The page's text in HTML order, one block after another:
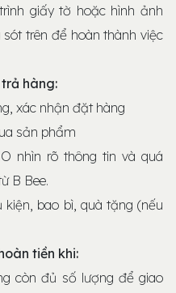
giấy tờ hoặc hình ảnh
trên để hoàn thành việc
hàng:
xác nhận đặt hàng
sản phẩm
nhìn rõ thông tin và quá
B Bee.
bao bì, quà tặng (nếu
tiền khi:
còn đủ số lượng để giao